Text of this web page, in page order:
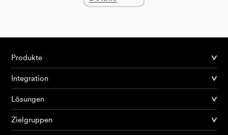
Produkte
Integration
Lösungen
Zielgruppen